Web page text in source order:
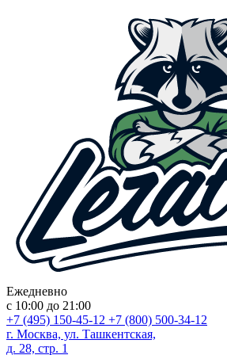
Ежедневно
с 10:00 до 21:00
+7 (495) 150-45-12 +7 (800) 500-34-12
г. Москва, ул. Ташкентская,
д. 28, стр. 1